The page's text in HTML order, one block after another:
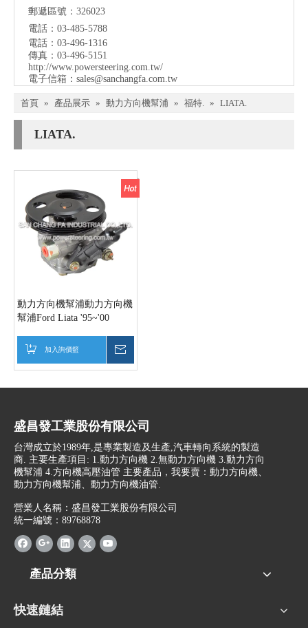
郵遞區號：326023
電話：03-485-5788
電話：03-496-1316
傳真：03-496-5151
http://www.powersteering.com.tw/
電子信箱： sales@sanchangfa.com.tw
首頁 » 產品展示 » 動力方向機幫浦 » 福特. » LIATA.
LIATA.
動力方向機幫浦動力方向機
幫浦Ford Liata '95~'00
加入詢價籃
盛昌發工業股份有限公司
台灣成立於1989年,是專業製造及生產,汽車轉向系統的製造
商. 主要生產項目: 1.動力方向機 2.無動力方向機 3.動力方向
機幫浦 4.方向機高壓油管 主要產品，我要賣：動力方向機、
動力方向機幫浦、動力方向機油管.
營業人名稱：盛昌發工業股份有限公司
統一編號：89768878
產品分類
快速鏈結